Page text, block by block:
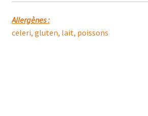
Allergènes :
celeri, gluten, lait, poissons